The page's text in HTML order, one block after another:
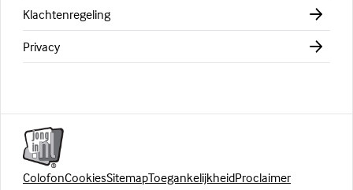
Klachtenregeling
Privacy
ColofonCookiesSitemapToegankelijkheidProclaimer